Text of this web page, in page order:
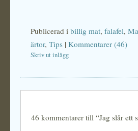
Publicerad i billig mat, falafel,
ärtor, Tips | Kommentarer (46)
Skriv ut inlägg
46 kommentarer till “Jag slår ett